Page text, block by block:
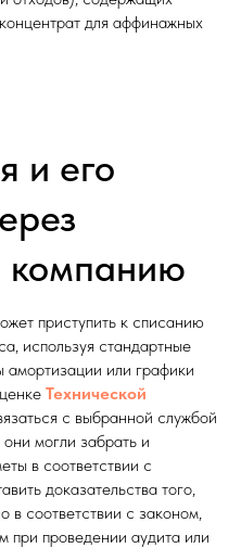
для аффинажных
и его
компанию
приступить к списанию
используя стандартные
амортизации или графики
Технической
с выбранной службой
могли забрать и
в соответствии с
доказательства того,
в соответствии с законом,
при проведении аудита или